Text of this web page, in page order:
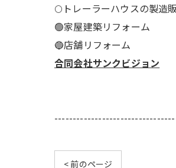
🌕️トレーラーハウスの製造
🟢家屋建築リフォーム
🔵店舗リフォーム
合同会社サンクビジョン
< 前のページ